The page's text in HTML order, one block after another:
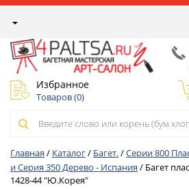
Избранное
Товаров (0)
Главная / Каталог/ Багет./Серии 800
и Серия 350 Дерево - Испания / Багет
1428-44 "Ю.Корея"